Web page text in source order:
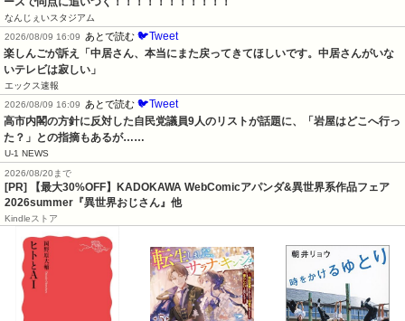
なんじぇいスタジアム
2026/08/09 16:09
あとで読む 🐦Tweet
楽しんごが訴え「中居さん、本当にまた戻ってきてほしいです。中居さんがいな
いテレビは寂しい」
エックス速報
2026/08/09 16:09
あとで読む 🐦Tweet
高市内閣の方針に反対した自民党議員9人のリストが話題に、「岩屋はどこへ行っ
た？」との指摘もあるが……
U-1 NEWS
2026/08/20まで
[PR] 【最大30%OFF】KADOKAWA WebComicアパンダ&異世界系作品フェア
2026summer『異世界おじさん』他
Kindleストア